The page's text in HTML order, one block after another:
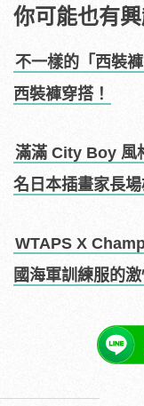
你可能也有興
不一樣的「西裝
西裝褲穿搭！
滿滿 City Boy 風
名日本插畫家長場
WTAPS X
國海軍訓練服的激